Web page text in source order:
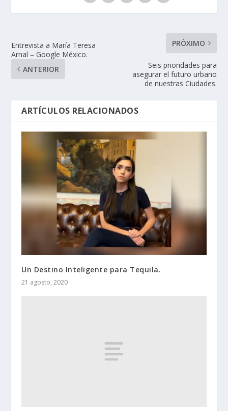
Entrevista a María Teresa
Arnal – Google México.
ANTERIOR
PRÓXIMO
Seis prioridades para
asegurar el futuro urbano
de nuestras Ciudades.
ARTÍCULOS RELACIONADOS
Un Destino Inteligente para Tequila.
21 agosto, 2020